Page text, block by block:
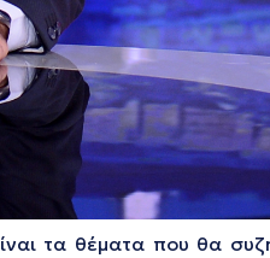
τα θέματα που θα